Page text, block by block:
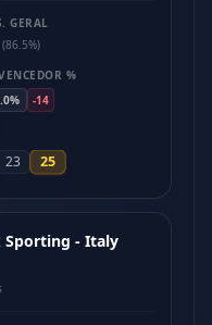
GERAL
(86.5%)
%
-14
23 25
Sporting - Italy